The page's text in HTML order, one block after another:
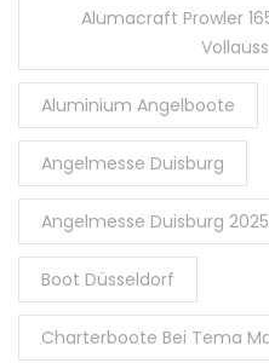
Alumacraft Prowler
Aluminium Angelboote
Angelmesse Duisburg
Angelmesse Duisburg 2025
Boot Düsseldorf
Charterboote Bei Tema